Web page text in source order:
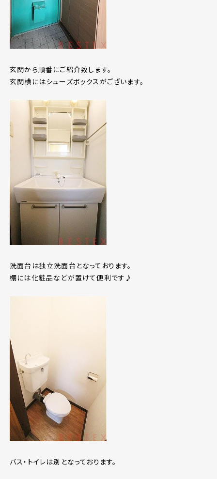
玄関から順番にご紹介致します。
玄関横にはシューズボックスがございます。
洗面台は独立洗面台となっております。
棚には化粧品などが置けて便利です♪
バス・トイレは別となっております。